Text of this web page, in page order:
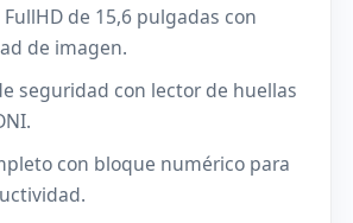
FullHD de 15,6 pulgadas con
de imagen.
seguridad con lector de huellas
con bloque numérico para